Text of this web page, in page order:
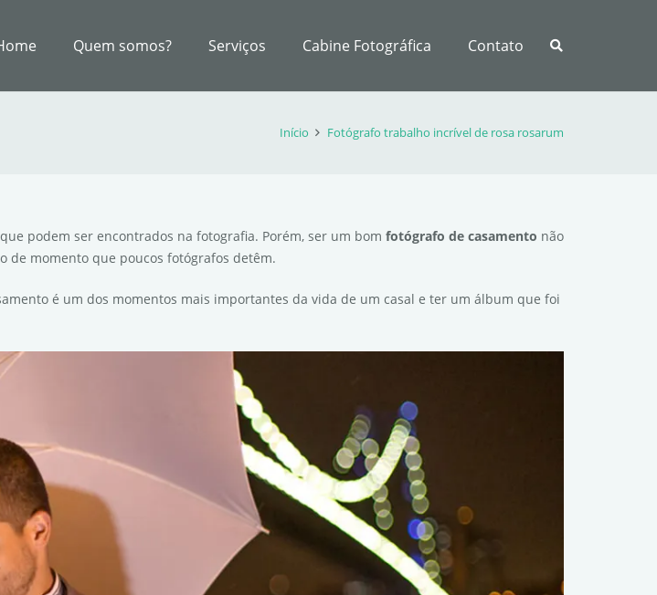
Quem somos? Serviços Cabine Fotográfica Contato
Início Fotógrafo trabalho incrível de rosa rosarum
podem ser encontrados na fotografia. Porém, ser um bom fotógrafo de casamento não
de momento que poucos fotógrafos detêm.
é um dos momentos mais importantes da vida de um casal e ter um álbum que foi